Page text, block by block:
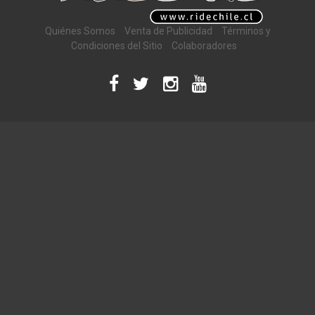
Quiénes Somos Venta de Publicidad
Términos y
Condiciones del Sitio
Colaboradores